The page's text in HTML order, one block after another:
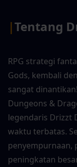
|Tentang
RPG strategi
Gods, kembali
sangat
Dungeons &
legendaris Drizzt
waktu terbatas.
penyempurnaan,
peningkatan